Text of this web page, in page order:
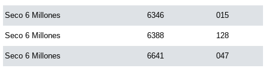
Seco 6 Millones 6346 015
Seco 6 Millones 6388 128
Seco 6 Millones 6641 047